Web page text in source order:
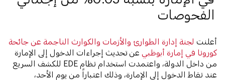
الفحوصات
أعلنتلجنة إدارة الطوارئ والأزمات والكوارث الناجمة عن جائحة
كورونا في إمارة أبوظبي عن تحديث إجراءات الدخول إلى الإمارة
من داخل الدولة، واعتمدت استخدام نظام EDE للكشف السريع
عند نقاط الدخول إلى الإمارة، وذلك اعتباراً من يوم الأحد،